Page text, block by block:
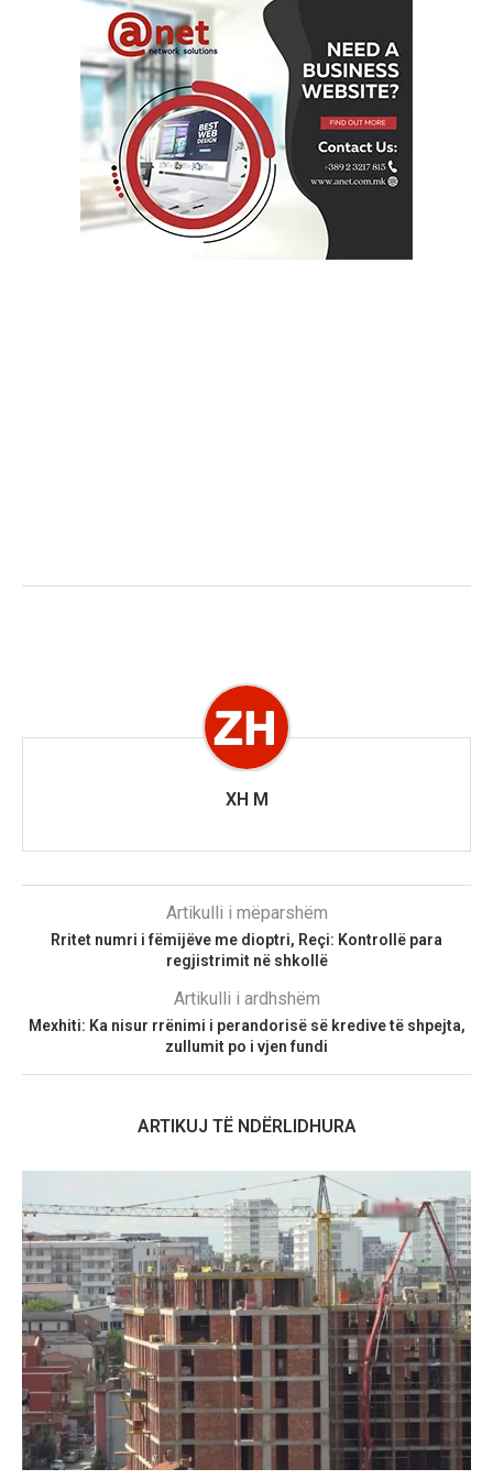
XH M
Artikulli i mëparshëm
Rritet numri i fëmijëve me dioptri, Reçi: Kontrollë para
regjistrimit në shkollë
Artikulli i ardhshëm
Mexhiti: Ka nisur rrënimi i perandorisë së kredive të shpejta,
zullumit po i vjen fundi
ARTIKUJ TË NDËRLIDHURA